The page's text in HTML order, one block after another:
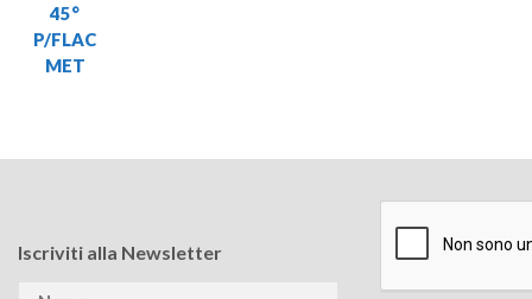
45°
P/FLAC
MET
Iscriviti alla Newsletter